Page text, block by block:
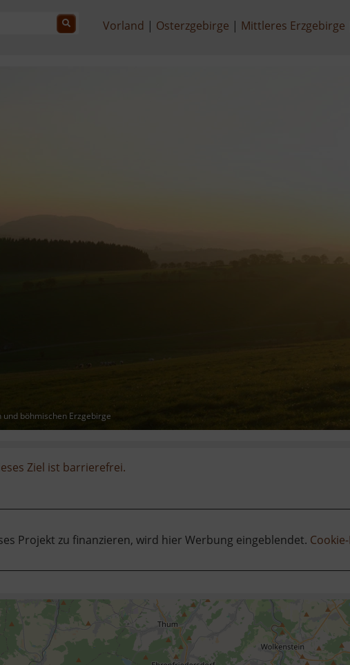
Vorland Osterzgebirge Mittleres Erzgebirge
und böhmischen Erzgebirge
Ziel ist barrierefrei.
Projekt zu finanzieren, wird hier Werbung eingeblendet.